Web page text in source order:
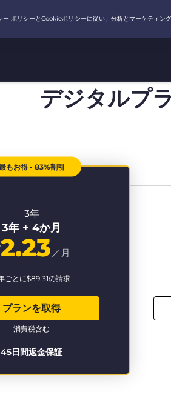
デジタルプ
もお得 - 83%割引
3年
3年 + 4か月
2.23 ／月
ごとに$89.31の請求
プランを取得
45日間返金保証
消費税含む